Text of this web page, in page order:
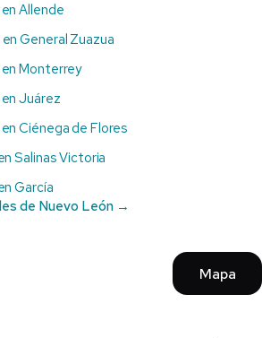
Allende
General Zuazua
Monterrey
Juárez
Ciénega de Flores
Salinas Victoria
García
de Nuevo León →
Mapa